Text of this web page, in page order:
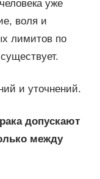
уже
воля и
лимитов по
и уточнений.
допускают
между